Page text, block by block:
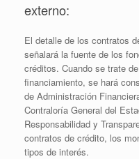
externo:
El detalle de los contratos
señalará la fuente de los
créditos. Cuando se trate
financiamiento, se hará
de Administración
Contraloría General del
Responsabilidad y
contratos de crédito, los
tipos de interés.